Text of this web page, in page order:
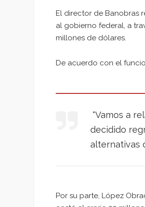
El director de Banobras
al gobierno federal, a
millones de dólares.
De acuerdo con el
“Vamos a
decidido
alternativas
Por su parte, López